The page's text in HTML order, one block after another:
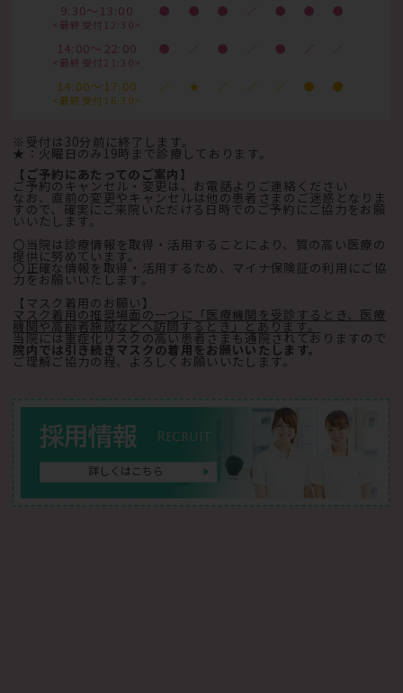
9:30～13:00
<最終受付12:30>
● ● ● ● ● ●
14:00～22:00
<最終受付21:30>
● ● ●
14:00～17:00
<最終受付16:30>
★ ● ●
※受付は30分前に終了します。
★：火曜日のみ19時まで診療しております。
【ご予約にあたってのご案内】
ご予約のキャンセル・変更は、お電話よりご連絡ください
なお、直前の変更やキャンセルは他の患者さまのご迷惑となりま
すので、確実にご来院いただける日時でのご予約にご協力をお願
いいたします。
〇当院は診療情報を取得・活用することにより、質の高い医療の
提供に努めています。
〇正確な情報を取得・活用するため、マイナ保険証の利用にご協
力をお願いいたします。
【マスク着用のお願い】
マスク着用の推奨場面の一つに「医療機関を受診するとき、医療
機関や高齢者施設などへ訪問するとき」とあります。
当院には重症化リスクの高い患者さまも通院されておりますので
院内では引き続きマスクの着用をお願いいたします。
ご理解ご協力の程、よろしくお願いいたします。
採用情報 Recruit
詳しくはこちら